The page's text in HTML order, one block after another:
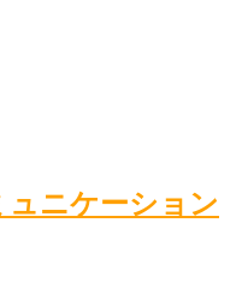
ュニケーション